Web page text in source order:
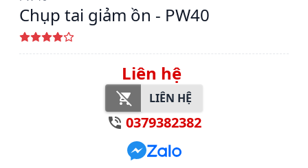
Chụp tai giảm ồn - PW40
Liên hệ
LIÊN HỆ
0379382382